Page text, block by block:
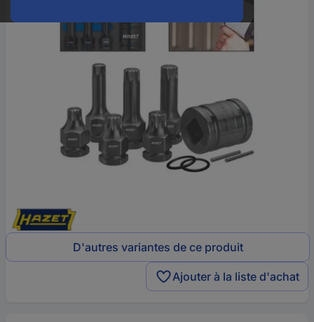
D'autres variantes de ce produit
Ajouter à la liste d'achat